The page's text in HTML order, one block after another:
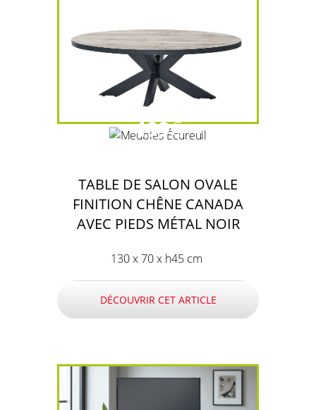
199€
TABLE DE SALON OVALE
FINITION CHÊNE CANADA
AVEC PIEDS MÉTAL NOIR
130 x 70 x h45 cm
DÉCOUVRIR CET ARTICLE